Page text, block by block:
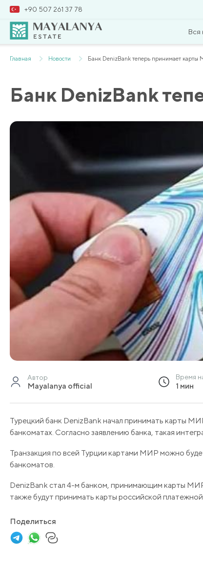
+90 507 261 37 78
Вся
Главная Новости Банк DenizBank теперь принимает карты
Банк DenizBank
Автор
Mayalanya official
Время
1 мин
Турецкий банк DenizBank начал принимать карты
банкоматах. Согласно заявлению банка, такая
Транзакция по всей Турции картами МИР можно
банкоматов.
DenizBank стал 4-м банком, принимающим карты
также будут принимать карты российской
Поделиться